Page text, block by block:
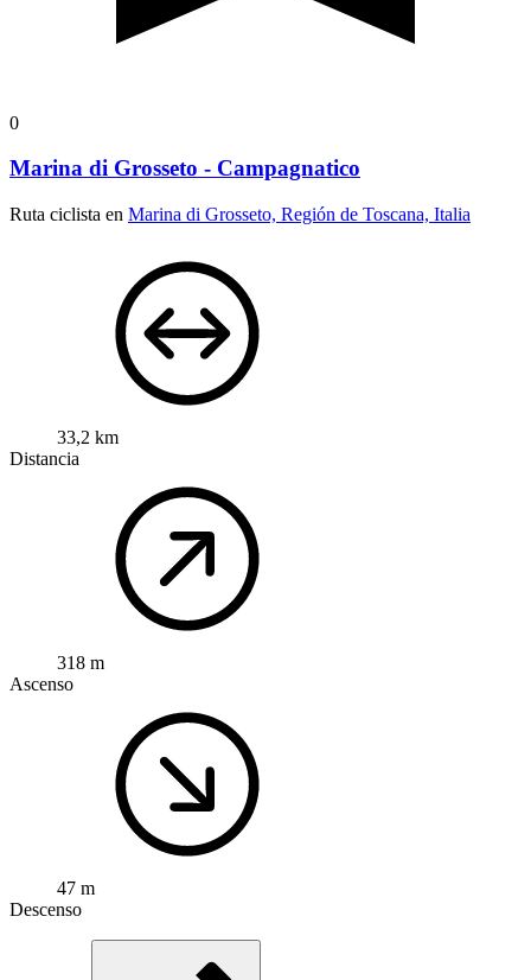
0
Marina di Grosseto - Campagnatico
Ruta ciclista en Marina di Grosseto, Región de Toscana, Italia
33,2 km
Distancia
318 m
Ascenso
47 m
Descenso